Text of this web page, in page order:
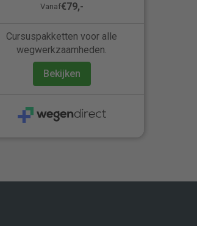
Vanaf€79,-
Cursuspakketten voor alle
wegwerkzaamheden.
Bekijken